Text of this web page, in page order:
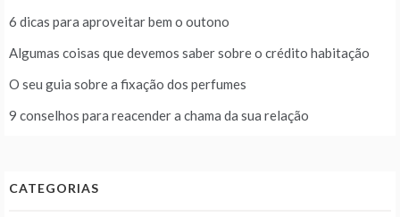
6 dicas para aproveitar bem o outono
Algumas coisas que devemos saber sobre o crédito habitação
O seu guia sobre a fixação dos perfumes
9 conselhos para reacender a chama da sua relação
CATEGORIAS